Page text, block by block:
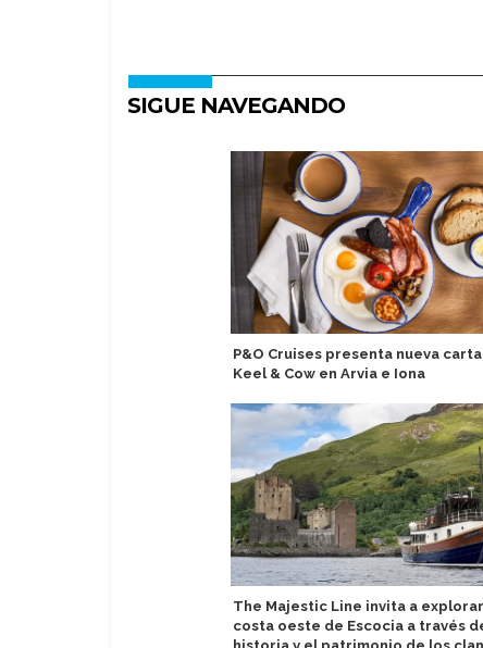
SIGUE NAVEGANDO
P&O Cruises presenta nueva
Keel & Cow en Arvia e Iona
The Majestic Line invita a
costa oeste de Escocia a través